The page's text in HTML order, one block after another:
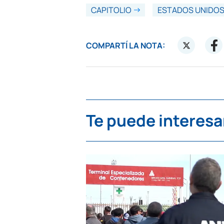
CAPITOLIO ESTADOS UNIDOS
COMPARTÍ LA NOTA:
Te puede